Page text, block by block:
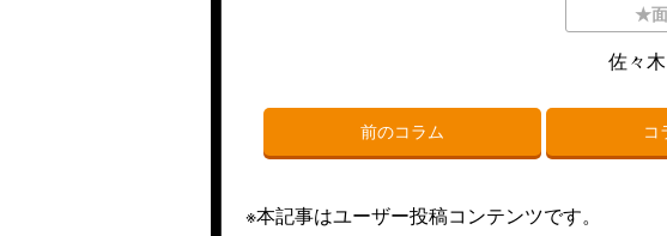
★
佐々
前のコラム コ
※本記事はユーザー投稿コンテンツです。